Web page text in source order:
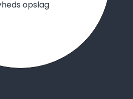
opslag